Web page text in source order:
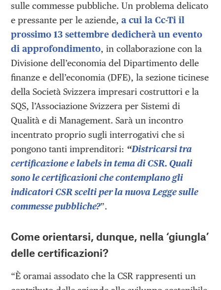
sulle commesse pubbliche. Un problema delicato
e pressante per le aziende,a cui la Cc-Ti il
prossimo 13 settembre dedicherà un evento
di approfondimento, in collaborazione con la
Divisione dell’economia del Dipartimento delle
finanze e dell’economia (DFE), la sezione ticinese
della Società Svizzera impresari costruttori e la
SQS, l’Associazione Svizzera per Sistemi di
Qualità e di Management. Sarà un incontro
incentrato proprio sugli interrogativi che si
pongono tanti imprenditori: “Districarsi tra
certificazione e labels in tema di CSR. Quali
sono le certificazioni che contemplano gli
indicatori CSR scelti per la nuova Legge sulle
commesse pubbliche?”.
Come orientarsi, dunque, nella ‘giungla’
delle certificazioni?
“È oramai assodato che la CSR rappresenti un